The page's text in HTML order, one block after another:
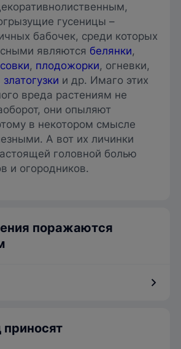
гусеницы –
бабочек, среди которых
являются белянки,
совки, плодожорки, огневки,
златогузки и др. Имаго этих
вреда растениям не
они опыляют
в некотором смысле
А вот их личинки
головной болью
и огородников.
поражаются